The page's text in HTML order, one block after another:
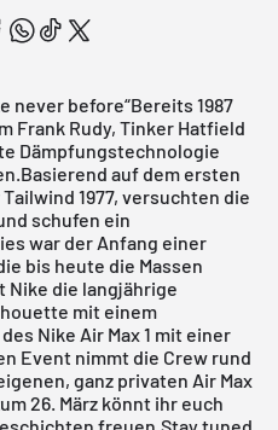
never before“Bereits 1987
Frank Rudy, Tinker Hatfield
Dämpfungstechnologie
auf dem ersten
1977, versuchten die
schufen ein
war der Anfang einer
bis heute die Massen
Nike die langjährige
mit einem
Nike Air Max 1 mit einer
Event nimmt die Crew rund
ganz privaten Air Max
26. März könnt ihr euch